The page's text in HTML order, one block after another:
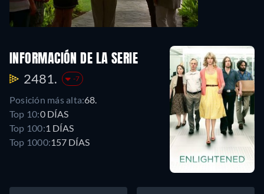
INFORMACIÓN DE LA SERIE
2481. -7
Posición más alta:68.
Top 10:0 DÍAS
Top 100:1 DÍAS
Top 1000:157 DÍAS